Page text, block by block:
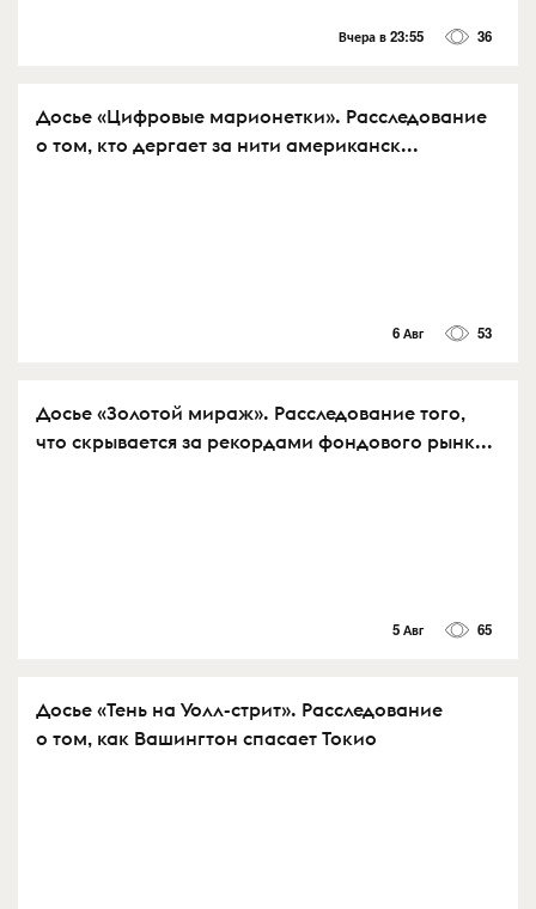
Вчера в 23:55 36
Досье «Цифровые марионетки». Расследование
о том, кто дергает за нити американск...
6 Авг 53
Досье «Золотой мираж». Расследование того,
что скрывается за рекордами фондового рынк...
5 Авг 65
Досье «Тень на Уолл-стрит». Расследование
о том, как Вашингтон спасает Токио